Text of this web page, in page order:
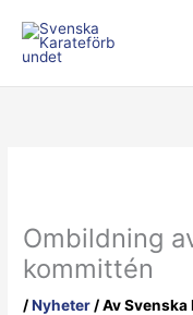
innehåll
Ombildning
kommittén
/Nyheter / AvSvenska